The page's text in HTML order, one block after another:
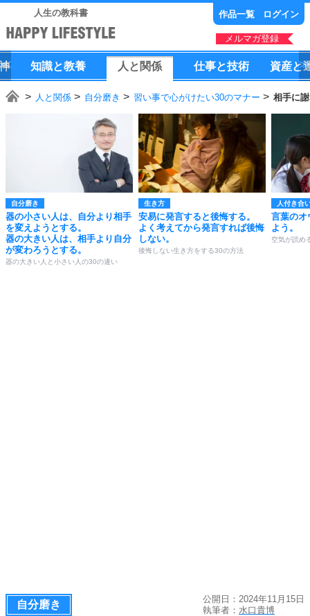
人生の教科書 作品一覧 ログイン
メルマガ登録
知識と教養 人 と 関係 仕事と技術 資産と
人と関係 自分磨き 習い事で心がけたい30のマナー 相手に
自分磨き
器の小さい人は、自分より相手
を変えようとする。
器の大きい人は、相手より自分
が変わろうとする。
器の大きい人と小さい人の30の違い
生き方
安易に発言すると後悔する。
よく考えてから発言すれば後悔
しない。
後悔しない生き方をする30の方法
人付き合
言葉のオ
よう。
空気が読め
自分磨き
公開日：2024年11月15日
執筆者： 水口貴博